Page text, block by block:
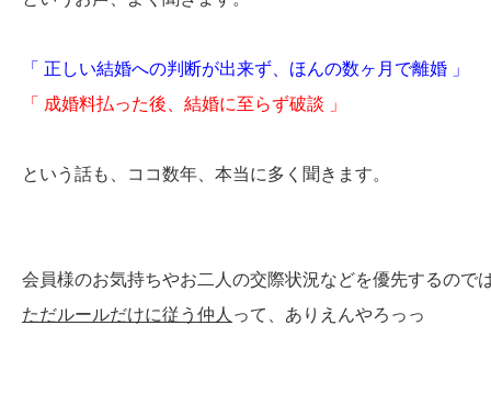
「 正しい結婚への判断が出来ず、ほんの数ヶ月で離婚 」
「 成婚料払った後、結婚に至らず破談 」
という話も、ココ数年、本当に多く聞きます。
会員様のお気持ちやお二人の交際状況などを優先するので
ただルールだけに従う仲人 って、ありえんやろっっ